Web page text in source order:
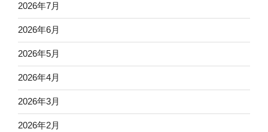
2026年7月
2026年6月
2026年5月
2026年4月
2026年3月
2026年2月